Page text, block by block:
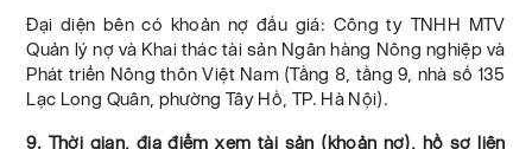
Đại diện bên có khoản nợ đấu giá: Công ty TNHH MTV
Quản lý nợ và Khai thác tài sản Ngân hàng Nông nghiệp và
Phát triển Nông thôn Việt Nam (Tầng 8, tầng 9, nhà số 135
Lạc Long Quân, phường Tây Hồ, TP. Hà Nội).
9. Thời gian, địa điểm xem tài sản (khoản nợ), hồ sơ liên